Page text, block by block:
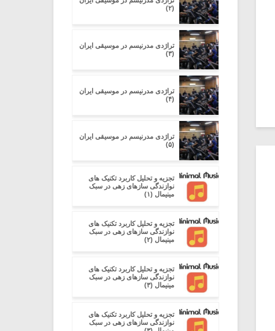
(۲)
تراژدی مدرنیسم در موسیقی ایران
(۳)
تراژدی مدرنیسم در موسیقی ایران
(۴)
تراژدی مدرنیسم در موسیقی ایران
(۵)
تجزیه و تحلیل کاربرد تکنیک های
نوازندگی سازهای زهی در سبک
مینیمال (۱)
تجزیه و تحلیل کاربرد تکنیک های
نوازندگی سازهای زهی در سبک
مینیمال (۲)
تجزیه و تحلیل کاربرد تکنیک های
نوازندگی سازهای زهی در سبک
مینیمال (۳)
تجزیه و تحلیل کاربرد تکنیک های
نوازندگی سازهای زهی در سبک